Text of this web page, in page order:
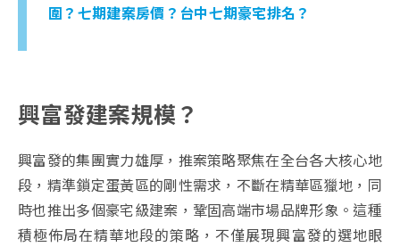
圍？七期建案房價？台中七期豪宅排名？
興富發建案規模？
興富發的集團實力雄厚，推案策略聚焦在全台各大核心地
段，精準鎖定蛋黃區的剛性需求，不斷在精華區獵地，同
時也推出多個豪宅級建案，鞏固高端市場品牌形象。這種
積極佈局在精華地段的策略，不僅展現興富發的選地眼